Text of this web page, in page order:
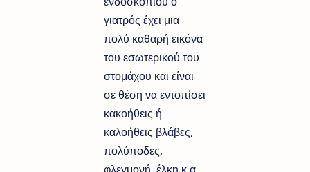
γιατρός έχει μια
πολύ καθαρή εικόνα
του εσωτερικού του
στομάχου και είναι
σε θέση να εντοπίσει
κακοήθεις ή
καλοήθεις βλάβες,
πολύποδες,